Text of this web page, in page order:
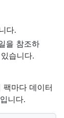
다.
을 참조하
습니다.
팩마다 데이터
니다.